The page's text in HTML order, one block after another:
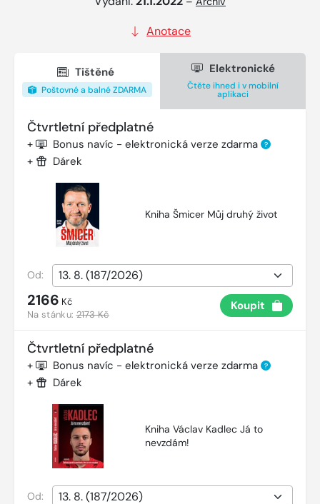
Anotace
Tištěné
Poštovné a balné ZDARMA
Elektronické
Čtěte ihned i v mobilní
aplikaci
Čtvrtletní předplatné
+ Bonus navíc - elektronická verze zdarma ?
+ Dárek
Kniha Šmicer Můj druhý život
Od:
2166 Kč
Na stánku:2173 Kč
Koupit
Čtvrtletní předplatné
+ Bonus navíc - elektronická verze zdarma ?
+ Dárek
Kniha Václav Kadlec Já to
nevzdám!
Od: